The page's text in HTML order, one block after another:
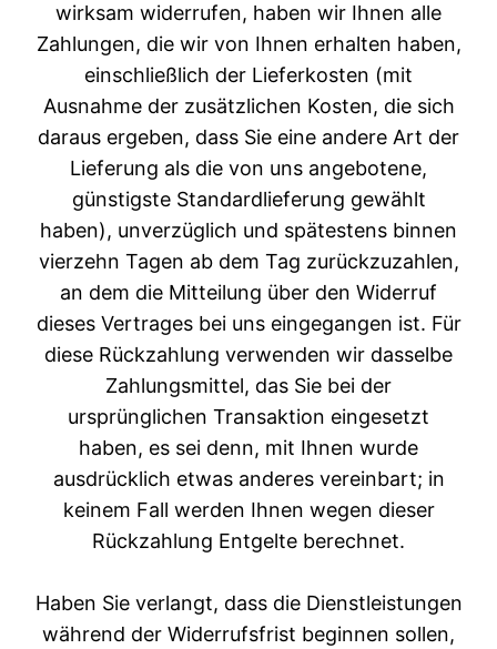
wirksam widerrufen, haben wir Ihnen alle
Zahlungen, die wir von Ihnen erhalten haben,
einschließlich der Lieferkosten (mit
Ausnahme der zusätzlichen Kosten, die sich
daraus ergeben, dass Sie eine andere Art der
Lieferung als die von uns angebotene,
günstigste Standardlieferung gewählt
haben), unverzüglich und spätestens binnen
vierzehn Tagen ab dem Tag zurückzuzahlen,
an dem die Mitteilung über den Widerruf
dieses Vertrages bei uns eingegangen ist. Für
diese Rückzahlung verwenden wir dasselbe
Zahlungsmittel, das Sie bei der
ursprünglichen Transaktion eingesetzt
haben, es sei denn, mit Ihnen wurde
ausdrücklich etwas anderes vereinbart; in
keinem Fall werden Ihnen wegen dieser
Rückzahlung Entgelte berechnet.
Haben Sie verlangt, dass die Dienstleistungen
während der Widerrufsfrist beginnen sollen,